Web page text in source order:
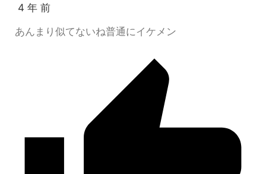
4 年 前
あんまり似てないね普通にイケメン